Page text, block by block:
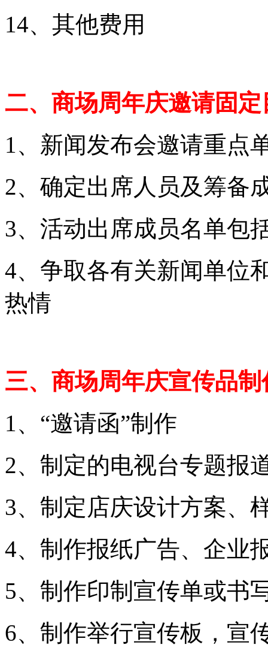
14、其他费用
二、商场周年庆邀请固
1、新闻发布会邀请重点
2、确定出席人员及筹备
3、活动出席成员名单包
4、争取各有关新闻单位
热情
三、商场周年庆宣传品
1、“邀请函”制作
2、制定的电视台专题报
3、制定店庆设计方案、
4、制作报纸广告、企业
5、制作印制宣传单或书
6、制作举行宣传板，宣